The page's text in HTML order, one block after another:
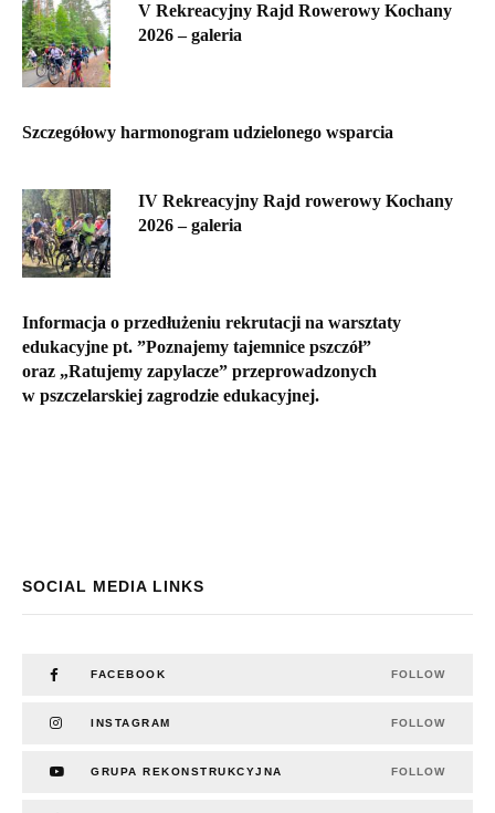
V Rekreacyjny Rajd Rowerowy Kochany
2026 – galeria
Szczegółowy harmonogram udzielonego wsparcia
IV Rekreacyjny Rajd rowerowy Kochany
2026 – galeria
Informacja o przedłużeniu rekrutacji na warsztaty
edukacyjne pt. ”Poznajemy tajemnice pszczół”
oraz „Ratujemy zapylacze” przeprowadzonych
w pszczelarskiej zagrodzie edukacyjnej.
SOCIAL MEDIA LINKS
FACEBOOK FOLLOW
INSTAGRAM FOLLOW
GRUPA REKONSTRUKCYJNA FOLLOW